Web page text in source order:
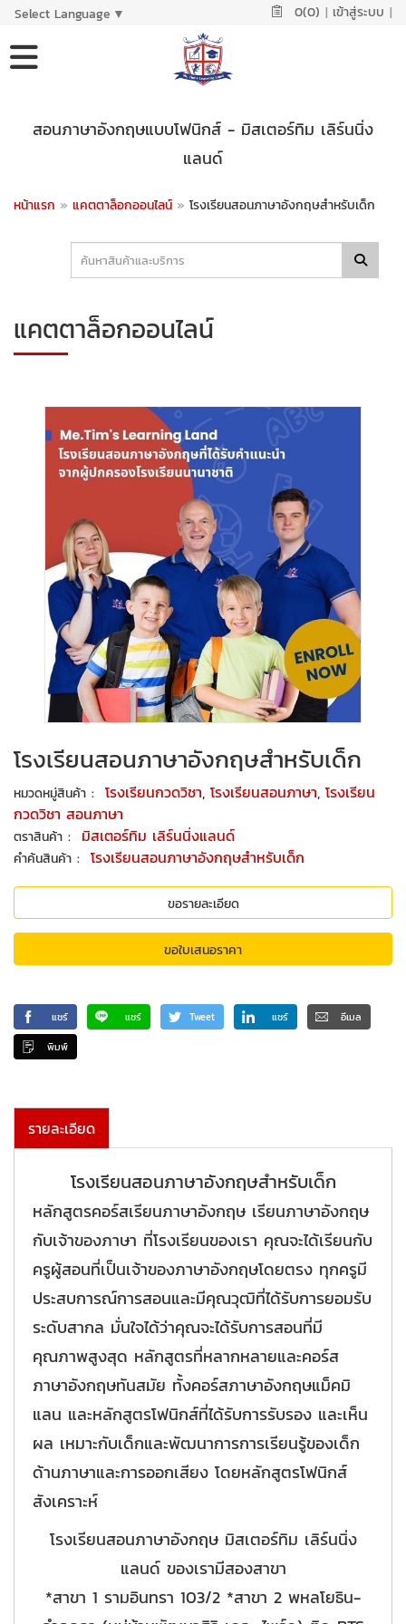
Select Language ▼ 0(0) | เข้าสู่ระบบ |
สอนภาษาอังกฤษแบบโฟนิกส์ - มิสเตอร์ทิม เลิร์นนิ่ง
แลนด์
หน้าแรก » แคตตาล็อกออนไลน์ » โรงเรียนสอนภาษาอังกฤษสำหรับเด็ก
แคตตาล็อกออนไลน์
โรงเรียนสอนภาษาอังกฤษสำหรับเด็ก
หมวดหมู่สินค้า : โรงเรียนกวดวิชา, โรงเรียนสอนภาษา, โรงเรียน
กวดวิชา สอนภาษา
ตราสินค้า : มิสเตอร์ทิม เลิร์นนิ่งแลนด์
คำค้นสินค้า : โรงเรียนสอนภาษาอังกฤษสำหรับเด็ก
ขอรายละเอียด
ขอใบเสนอราคา
แชร์ แชร์ Tweet แชร์ อีเมล
พิมพ์
รายละเอียด
โรงเรียนสอนภาษาอังกฤษสำหรับเด็ก
หลักสูตรคอร์สเรียนภาษาอังกฤษ เรียนภาษาอังกฤษ
กับเจ้าของภาษา ที่โรงเรียนของเรา คุณจะได้เรียนกับ
ครูผู้สอนที่เป็นเจ้าของภาษาอังกฤษโดยตรง ทุกครูมี
ประสบการณ์การสอนและมีคุณวุฒิที่ได้รับการยอมรับ
ระดับสากล มั่นใจได้ว่าคุณจะได้รับการสอนที่มี
คุณภาพสูงสุด หลักสูตรที่หลากหลายและคอร์ส
ภาษาอังกฤษทันสมัย ทั้งคอร์สภาษาอังกฤษแม็คมิ
แลน และหลักสูตรโฟนิกส์ที่ได้รับการรับรอง และเห็น
ผล เหมาะกับเด็กและพัฒนาการการเรียนรู้ของเด็ก
ด้านภาษาและการออกเสียง โดยหลักสูตรโฟนิกส์
สังเคราะห์
โรงเรียนสอนภาษาอังกฤษ มิสเตอร์ทิม เลิร์นนิ่ง
แลนด์ ของเรามีสองสาขา
*สาขา 1 รามอินทรา 103/2 *สาขา 2 พหลโยธิน-